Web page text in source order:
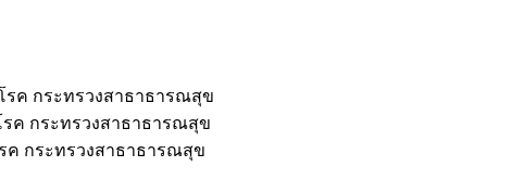
ค กระทรวงสาธาธารณสุข
ค กระทรวงสาธาธารณสุข
ค กระทรวงสาธาธารณสุข